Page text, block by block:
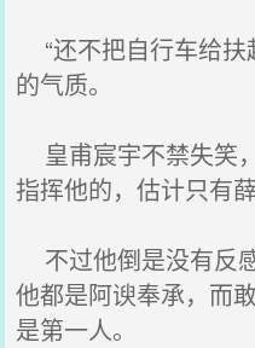
“还不把自行车给扶
的气质。
皇甫宸宇不禁失笑
指挥他的，估计只有薛
不过他倒是没有反
他都是阿谀奉承，而
是第一人。